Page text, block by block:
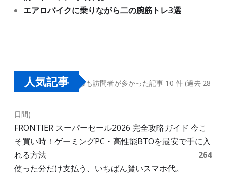
エアロバイクに乗りながら二の腕筋トレ3選
人気記事 最も訪問者が多かった記事 10 件 (過去 28
日間)
FRONTIER スーパーセール2026 完全攻略ガイド 今こ
そ買い時！ゲーミングPC・高性能BTOを最安で手に入
れる方法
264
使った分だけ支払う、いちばん賢いスマホ代。